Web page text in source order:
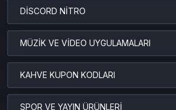
DİSCORD NİTRO
MÜZİK VE VİDEO UYGULAMALARI
KAHVE KUPON KODLARI
SPOR VE YAYIN ÜRÜNLERİ